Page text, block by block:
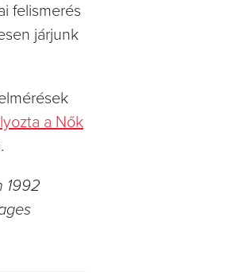
felismerés
járjunk
a Nők
1992